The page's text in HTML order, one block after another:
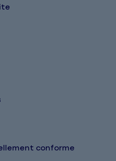
conforme